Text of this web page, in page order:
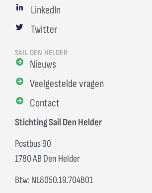
LinkedIn
Twitter
SAIL DEN HELDER
Nieuws
Veelgestelde vragen
Contact
Stichting Sail Den Helder
Postbus 90
1780 AB Den Helder
Btw: NL8050.19.704B01